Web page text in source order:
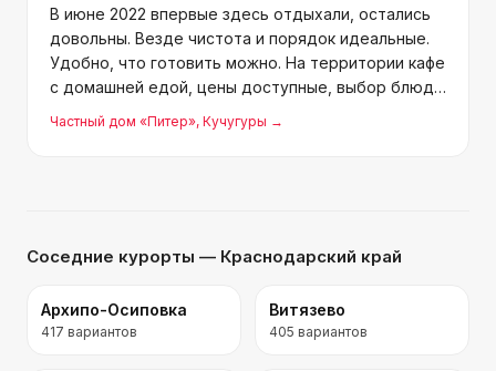
В июне 2022 впервые здесь отдыхали, остались
довольны. Везде чистота и порядок идеальные.
Удобно, что готовить можно. На территории кафе
с домашней едой, цены доступные, выбор блюд
хороший. Елена Алексеевна персонал подобрала
отличный, особенно администратор Майя
Частный дом «Питер», Кучугуры →
Соседние курорты — Краснодарский край
Архипо-Осиповка
417 вариантов
Витязево
405 вариантов